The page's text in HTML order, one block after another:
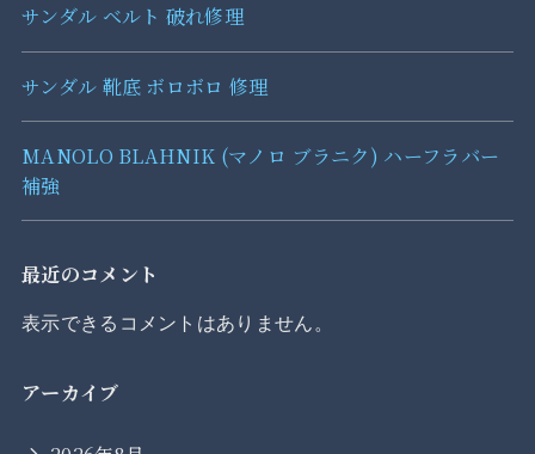
サンダル ベルト 破れ修理
サンダル 靴底 ボロボロ 修理
MANOLO BLAHNIK (マノロ ブラニク) ハーフラバー
補強
最近のコメント
表示できるコメントはありません。
アーカイブ